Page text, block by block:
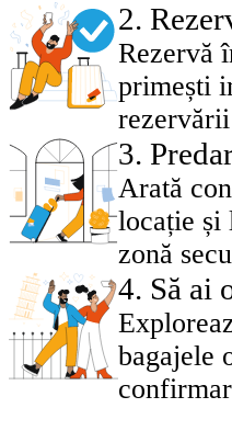
2.
Rezervă
primești
3.
Arată
locație și
zonă
4. Să ai
bagajele